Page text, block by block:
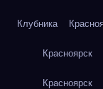
Клубника
Красноярск
Красноярск